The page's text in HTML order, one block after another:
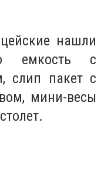
нашли
емкость с
слип пакет с
мини-весы